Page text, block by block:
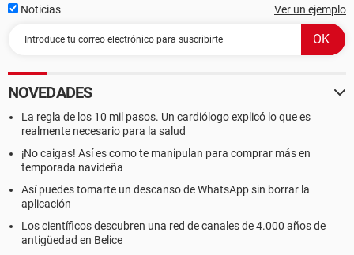
Noticias Ver un ejemplo
NOVEDADES
La regla de los 10 mil pasos. Un cardiólogo explicó lo que es
realmente necesario para la salud
¡No caigas! Así es como te manipulan para comprar más en
temporada navideña
Así puedes tomarte un descanso de WhatsApp sin borrar la
aplicación
Los científicos descubren una red de canales de 4.000 años de
antigüedad en Belice